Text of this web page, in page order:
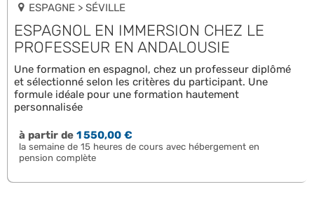
ESPAGNE > SÉVILLE
ESPAGNOL EN IMMERSION CHEZ LE
PROFESSEUR EN ANDALOUSIE
Une formation en espagnol, chez un professeur diplômé
et sélectionné selon les critères du participant. Une
formule idéale pour une formation hautement
personnalisée
à partir de1 550,00 €
la semaine de 15 heures de cours avec hébergement en
pension complète